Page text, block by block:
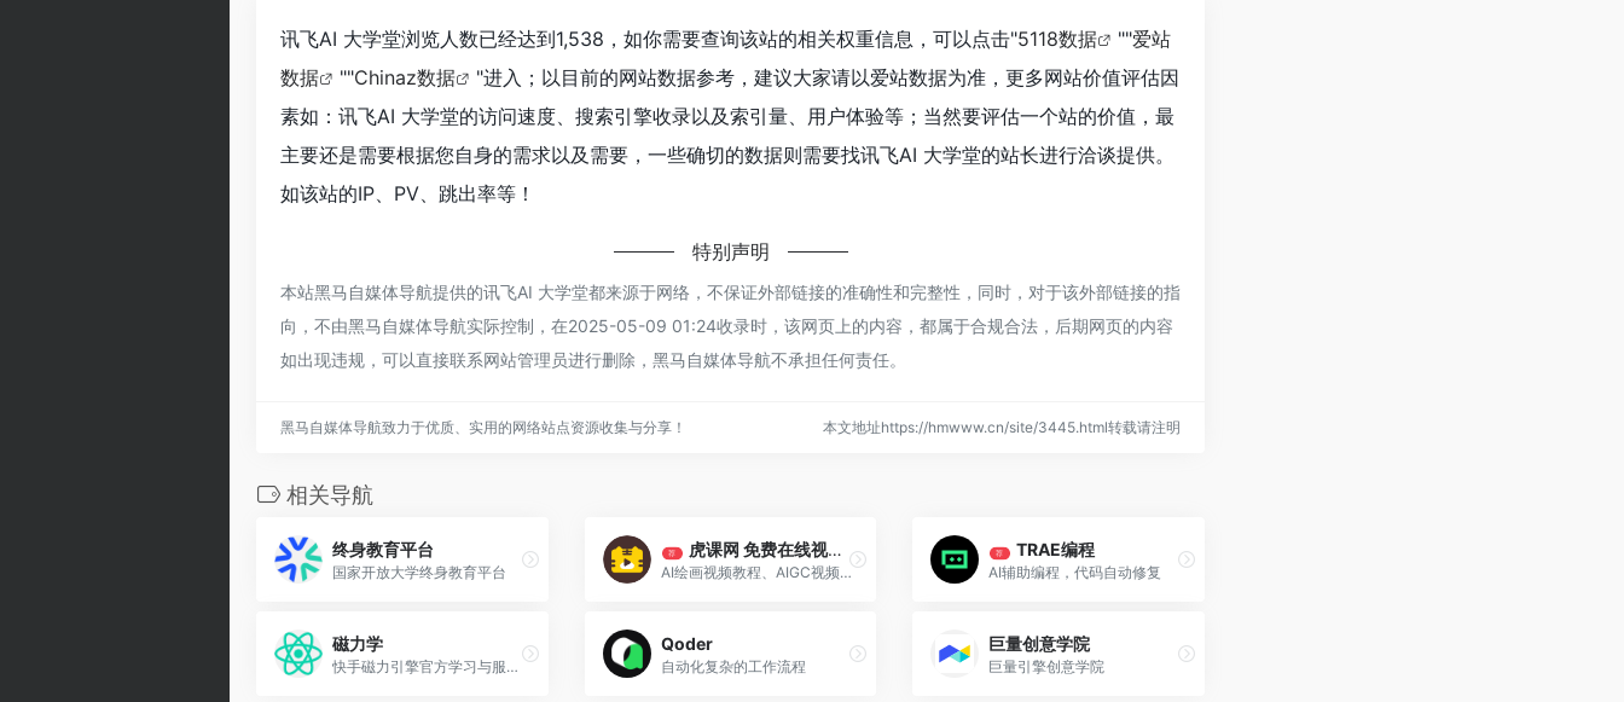
讯飞AI 大学堂浏览人数已经达到1,538，如你需要查询该站的相关权重信息，可以点击"5118数据 ""爱站
数据
""Chinaz数据
"进入；以目前的网站数据参考，建议大家请以爱站数据为准，更多网站价值评估因
素如：讯飞AI 大学堂的访问速度、搜索引擎收录以及索引量、用户体验等；当然要评估一个站的价值，最
主要还是需要根据您自身的需求以及需要，一些确切的数据则需要找讯飞AI 大学堂的站长进行洽谈提供。
如该站的IP、PV、跳出率等！
特别声明
本站黑马自媒体导航提供的讯飞AI 大学堂都来源于网络，不保证外部链接的准确性和完整性，同时，对于该外部链接的指
向，不由黑马自媒体导航实际控制，在2025-05-09 01:24收录时，该网页上的内容，都属于合规合法，后期网页的内容
如出现违规，可以直接联系网站管理员进行删除，黑马自媒体导航不承担任何责任。
黑马自媒体导航致力于优质、实用的网络站点资源收集与分享！ 本文地址https://hmwww.cn/site/3445.html转载请注明
相关导航
终身教育平台
国家开放大学终身教育平台
荐 虎课网 免费在线视频教程
AI绘画视频教程、AIGC视频教程、视频剪辑教程、自媒体运营教程、短视频运营教程、等全品类视频教程应有尽有！
荐 TRAE编程
AI辅助编程，代码自动修复
磁力学
快手磁力引擎官方学习与服务交流平台
Qoder
自动化复杂的工作流程
巨量创意学院
巨量引擎创意学院